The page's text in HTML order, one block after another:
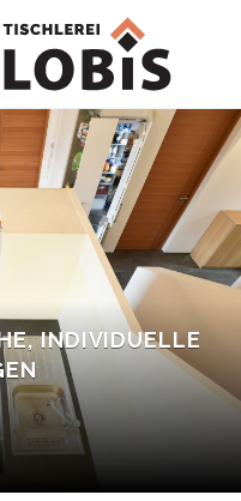
INDIVIDUELLE